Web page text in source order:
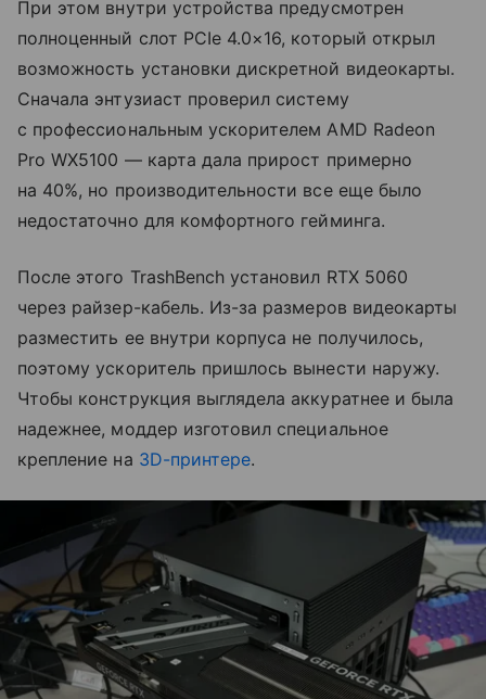
При этом внутри устройства предусмотрен
полноценный слот PCIe 4.0×16, который открыл
возможность установки дискретной видеокарты.
Сначала энтузиаст проверил систему
с профессиональным ускорителем AMD Radeon
Pro WX5100 — карта дала прирост примерно
на 40%, но производительности все еще было
недостаточно для комфортного гейминга.
После этого TrashBench установил RTX 5060
через райзер-кабель. Из-за размеров видеокарты
разместить ее внутри корпуса не получилось,
поэтому ускоритель пришлось вынести наружу.
Чтобы конструкция выглядела аккуратнее и была
надежнее, моддер изготовил специальное
крепление на 3D-принтере.